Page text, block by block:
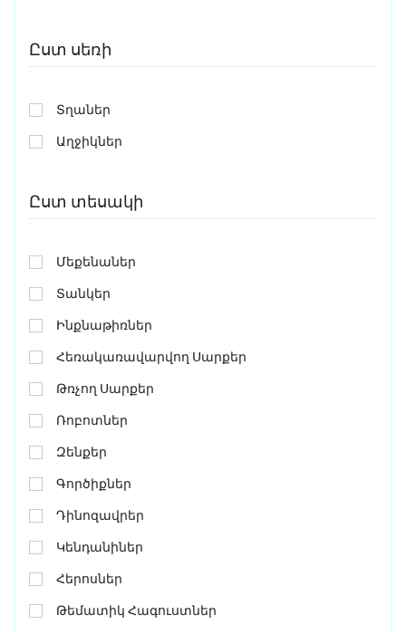
Ըստ սեռի
Տղաներ
Աղջիկներ
Ըստ տեսակի
Մեքենաներ
Տանկեր
Ինքնաթիռներ
Հեռակառավարվող Սարքեր
Թռչող Սարքեր
Ռոբոտներ
Զենքեր
Գործիքներ
Դինոզավրեր
Կենդանիներ
Հերոսներ
Թեմատիկ Հագուստներ